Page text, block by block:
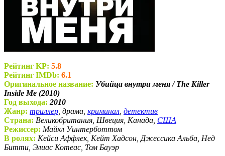
Рейтинг KP: 5.8
Рейтинг IMDb: 6.1
Оригинальное название: Убийца внутри меня / The Killer
Inside Me (2010)
Год выхода: 2010
Жанр: триллер , драма, криминал детектив
Страна: Великобритания, Швеция, Канада, США
Режиссер: Майкл Уинтерботтом
В ролях: Кейси Аффлек, Кейт Хадсон, Джессика Альба, Нед
Битти, Элиас Котеас, Том Бауэр